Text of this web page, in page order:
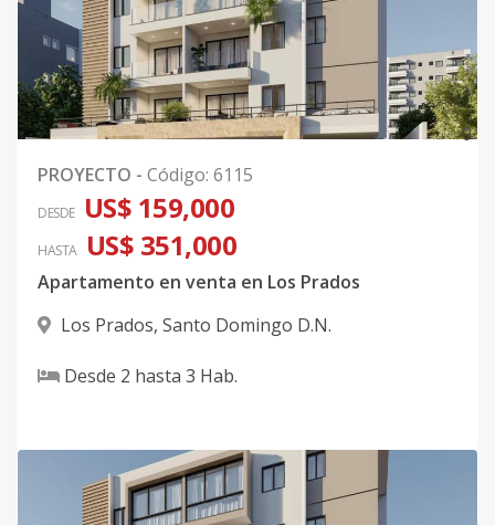
0
PROYECTO - Código: 6115
DESDE US$ 159,000
HASTA US$ 351,000
Apartamento en venta en Los Prados
Los Prados, Santo Domingo D.N.
Desde 2 hasta 3 Hab.